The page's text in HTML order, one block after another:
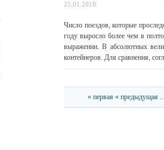
25.01.2018
Число поездов, которые
году выросло более чем в
выражении. В абсолютных
контейнеров. Для сравнения,
« первая « предыдущая